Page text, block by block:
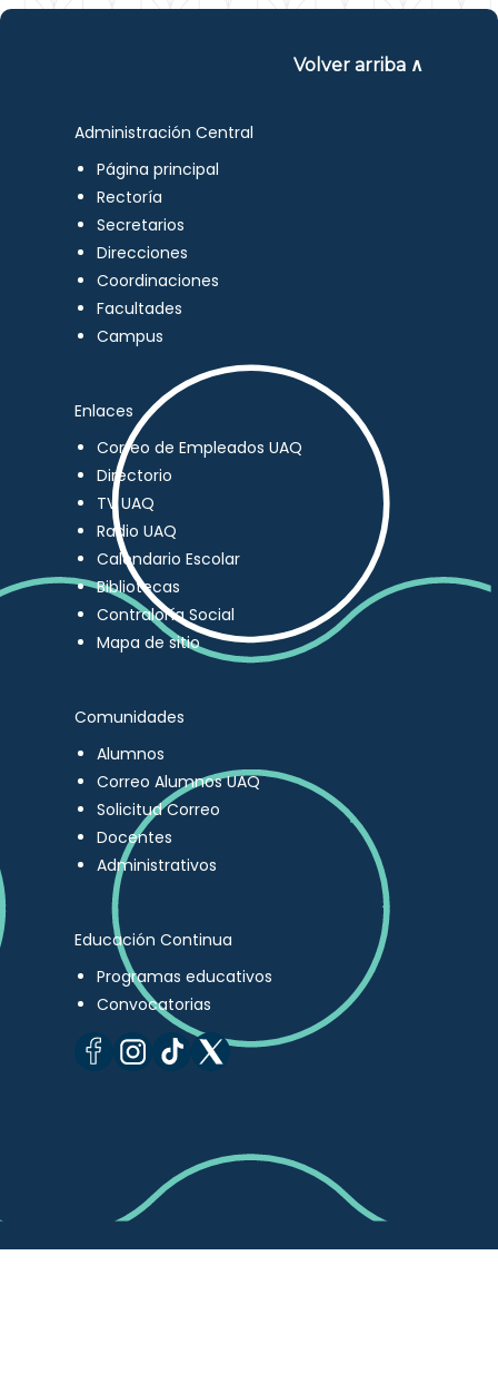
Volver arriba ∧
Administración Central
Página principal
Rectoría
Secretarios
Direcciones
Coordinaciones
Facultades
Campus
Enlaces
Correo de Empleados UAQ
Directorio
TV UAQ
Radio UAQ
Calendario Escolar
Bibliotecas
Contraloría Social
Mapa de sitio
Comunidades
Alumnos
Correo Alumnos UAQ
Solicitud Correo
Docentes
Administrativos
Educación Continua
Programas educativos
Convocatorias